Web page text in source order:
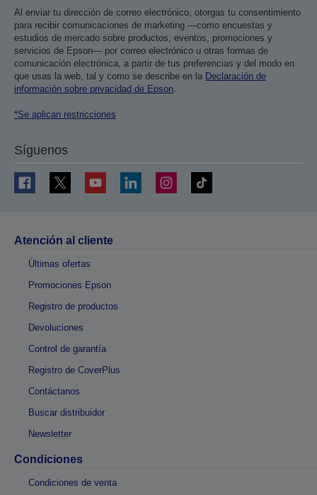
Al enviar tu dirección de correo electrónico, otorgas tu consentimiento
para recibir comunicaciones de marketing —como encuestas y
estudios de mercado sobre productos, eventos, promociones y
servicios de Epson— por correo electrónico u otras formas de
comunicación electrónica, a partir de tus preferencias y del modo en
que usas la web, tal y como se describe en la Declaración de
información sobre privacidad de Epson.
*Se aplican restricciones
Síguenos
Atención al cliente
Últimas ofertas
Promociones Epson
Registro de productos
Devoluciones
Control de garantía
Registro de CoverPlus
Contáctanos
Buscar distribuidor
Newsletter
Condiciones
Condiciones de venta